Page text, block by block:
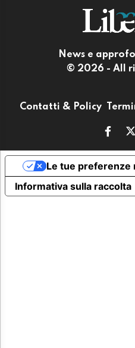
News e
© 2026 - All
Contatti & Policy
Informativa sulla raccolta
Le tue preferenze